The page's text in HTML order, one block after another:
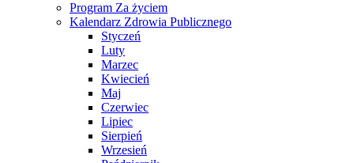
Program Za życiem
Kalendarz Zdrowia Publicznego
Styczeń
Luty
Marzec
Kwiecień
Maj
Czerwiec
Lipiec
Sierpień
Wrzesień